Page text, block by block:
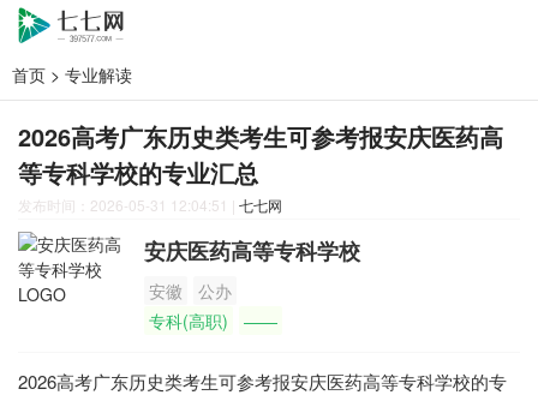
首页 > 专业解读
2026高考广东历史类考生可参考报安庆医药高
等专科学校的专业汇总
发布时间：2026-05-31 12:04:51 | 七七网
安庆医药高等专科学校
安徽
公办
专科(高职)
——
2026高考广东历史类考生可参考报安庆医药高等专科学校的专